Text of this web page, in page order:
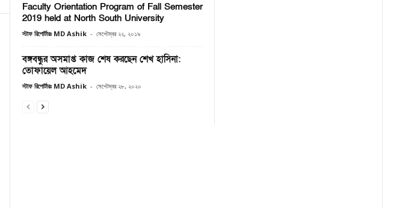
Faculty Orientation Program of Fall Semester
2019 held at North South University
স্টাফ রিপোর্টারঃ MD Ashik - সেপ্টেম্বর ২২, ২০১৯
বঙ্গবন্ধুর অসমাপ্ত কাজ শেষ করছেন শেখ হাসিনা:
তোফায়েল আহমেদ
স্টাফ রিপোর্টারঃ MD Ashik - সেপ্টেম্বর ২৮, ২০২০